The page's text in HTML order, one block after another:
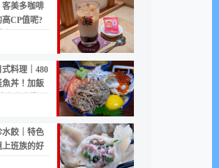
客美多咖啡
高CP值呢?
式料理｜480
丼！加飯
水餃｜特色
班族的好